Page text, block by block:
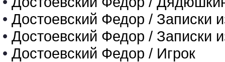
• Достоевский Федор / Записки
• Достоевский Федор / Записки
• Достоевский Федор / Игрок